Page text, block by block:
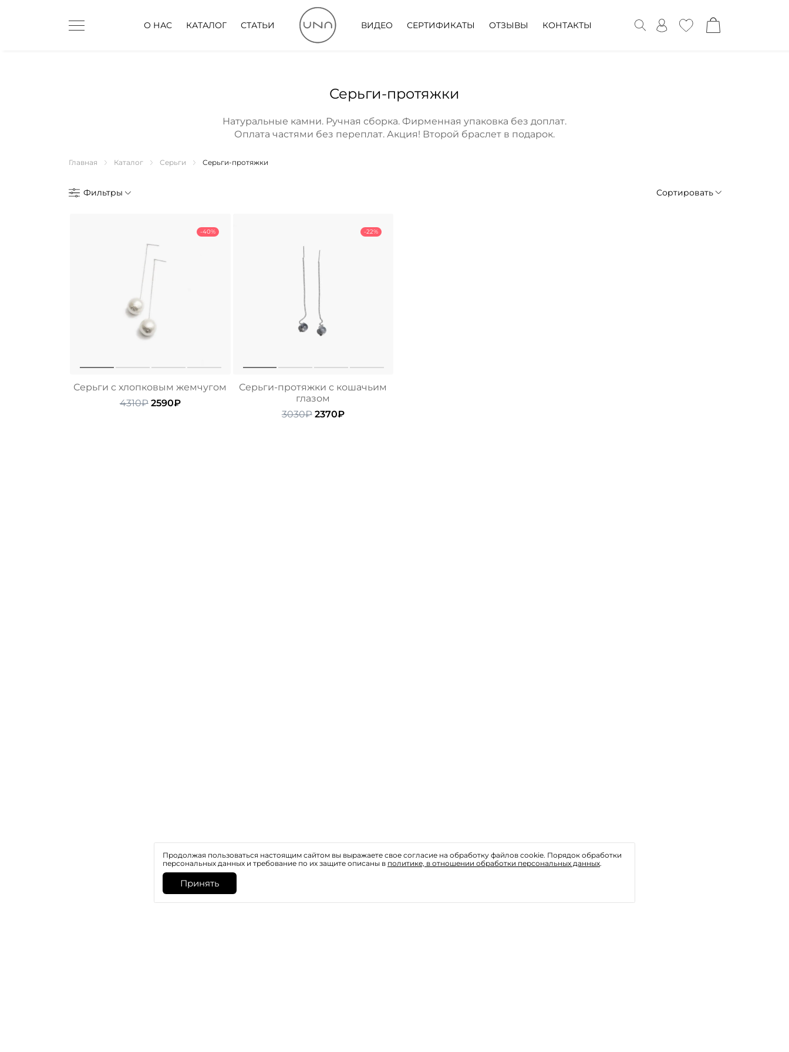
О НАС КАТАЛОГ СТАТЬИ ВИДЕО СЕРТИФИКАТЫ ОТЗЫВЫ КОНТАКТЫ
Серьги-протяжки
Натуральные камни. Ручная сборка. Фирменная упаковка без доплат.
Оплата частями без переплат. Акция! Второй браслет в подарок.
Главная Каталог Серьги Серьги-протяжки
Фильтры Сортировать
-40%
Серьги с хлопковым жемчугом
4310₽ Первоначальная
2590₽Текущая
-22%
Серьги-протяжки с кошачьим
глазом
3030₽ Первоначальная
2370₽Текущая
Продолжая пользоваться настоящим сайтом вы выражаете свое согласие на обработку файлов cookie. Порядок обработки
персональных данных и требование по их защите описаны в политике, в отношении обработки персональных данных.
Принять